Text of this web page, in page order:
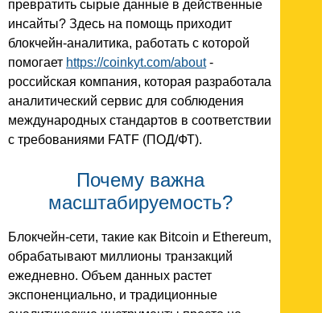
превратить сырые данные в действенные
инсайты? Здесь на помощь приходит
блокчейн-аналитика, работать с которой
помогает https://coinkyt.com/about-
российская компания, которая разработала
аналитический сервис для соблюдения
международных стандартов в соответствии
с требованиями FATF (ПОД/ФТ).
Почему важна
масштабируемость?
Блокчейн-сети, такие как Bitcoin и Ethereum,
обрабатывают миллионы транзакций
ежедневно. Объем данных растет
экспоненциально, и традиционные